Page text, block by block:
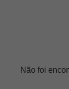
Não foi